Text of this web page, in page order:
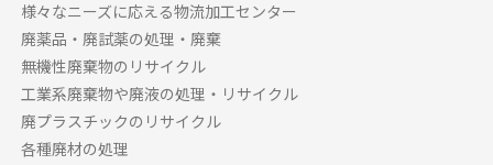
様々なニーズに応える物流加工センター
廃薬品・廃試薬の処理・廃棄
無機性廃棄物のリサイクル
工業系廃棄物や廃液の処理・リサイクル
廃プラスチックのリサイクル
各種廃材の処理